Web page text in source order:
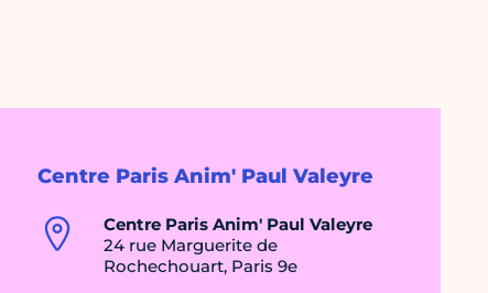
Centre Paris Anim' Paul Valeyre
Centre Paris Anim' Paul Valeyre
24 rue Marguerite de
Rochechouart, Paris 9e